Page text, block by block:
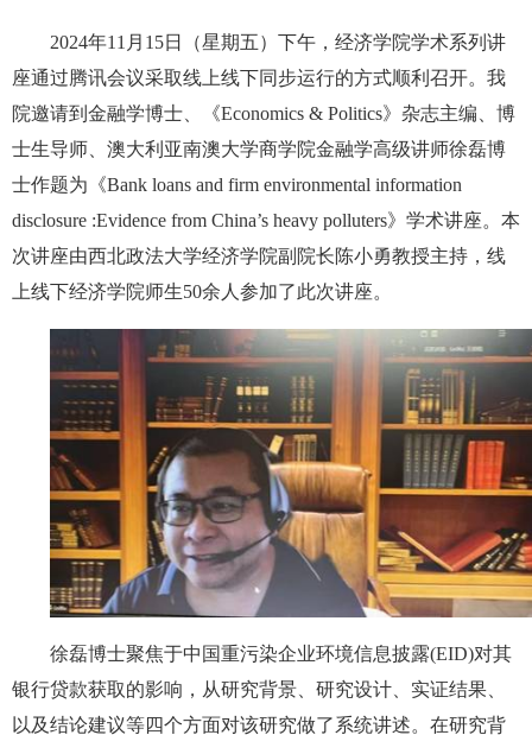
2024年11月15日（星期五）下午，经济学院学术系列讲
座通过腾讯会议采取线上线下同步运行的方式顺利召开。我
院邀请到金融学博士、《Economics & Politics》杂志主编、博
士生导师、澳大利亚南澳大学商学院金融学高级讲师徐磊博
士作题为《Bank loans and firm environmental information
disclosure :Evidence from China’s heavy polluters》学术讲座。本
次讲座由西北政法大学经济学院副院长陈小勇教授主持，线
上线下经济学院师生50余人参加了此次讲座。
徐磊博士聚焦于中国重污染企业环境信息披露(EID)对其
银行贷款获取的影响，从研究背景、研究设计、实证结果、
以及结论建议等四个方面对该研究做了系统讲述。在研究背